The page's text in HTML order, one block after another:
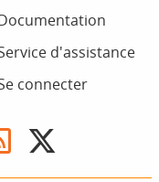
d'assistance
connecter